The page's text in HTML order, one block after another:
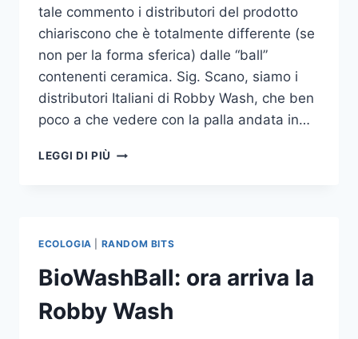
tale commento i distributori del prodotto
chiariscono che è totalmente differente (se
non per la forma sferica) dalle “ball”
contenenti ceramica. Sig. Scano, siamo i
distributori Italiani di Robby Wash, che ben
poco a che vedere con la palla andata in…
LEGGI DI PIÙ ROBBY
ECOLOGIA RANDOM BITS
BioWashBall: ora arriva la
Robby Wash